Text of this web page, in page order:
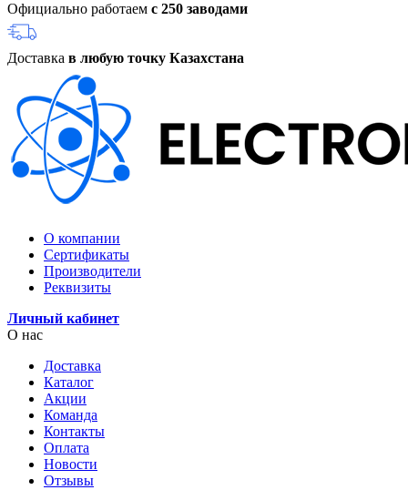
Официально работаем с 250 заводами
Доставка в любую точку Казахстана
О компании
Сертификаты
Производители
Реквизиты
Личный кабинет
О нас
Доставка
Каталог
Акции
Команда
Контакты
Оплата
Новости
Отзывы